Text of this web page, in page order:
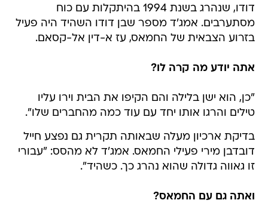
דודו, שנהרג בשנת 1994 בהיתקלות עם כוח
מסתערבים. אמג'ד מספר שבן דודו השהיד היה פעיל
בזרוע הצבאית של החמאס, עז א-דין אל-קסאם.
אתה יודע מה קרה לו?
"כן, הוא ישן בלילה והם הקיפו את הבית וירו עליו
טילים והרגו אותו יחד עם עוד כמה מהחברים שלו".
בדיקת ארכיון מעלה שבאותה תקרית גם נפצע חייל
דובדבן מירי פעילי החמאס. אמג'ד לא מהסס: "עבורי
זו גאווה גדולה שהוא נהרג כך. כשהיד".
ואתה גם עם החמאס?